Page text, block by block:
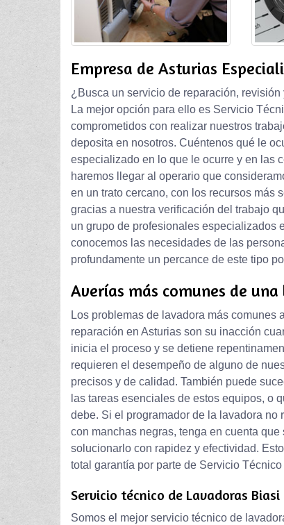
Empresa de Asturias
¿Busca un servicio de reparación,
La mejor opción para ello es Servicio
comprometidos con realizar nuestros
deposita en nosotros. Cuéntenos qué le
especializado en lo que le ocurre y en las
haremos llegar al operario que
en un trato cercano, con los recursos más
gracias a nuestra verificación del trabajo
un grupo de profesionales especializados
conocemos las necesidades de las
profundamente un percance de este tipo
Averías más comunes de
Los problemas de lavadora más comunes
reparación en Asturias son su inacción
inicia el proceso y se detiene
requieren el desempeño de alguno de
precisos y de calidad. También puede
las tareas esenciales de estos equipos, o
debe. Si el programador de la lavadora no
con manchas negras, tenga en cuenta
solucionarlo con rapidez y efectividad.
total garantía por parte de Servicio Técnico
Servicio técnico de Lavadoras
Somos el mejor servicio técnico de